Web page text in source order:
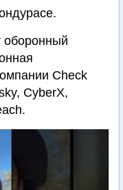
оборонный
Check
CyberX,